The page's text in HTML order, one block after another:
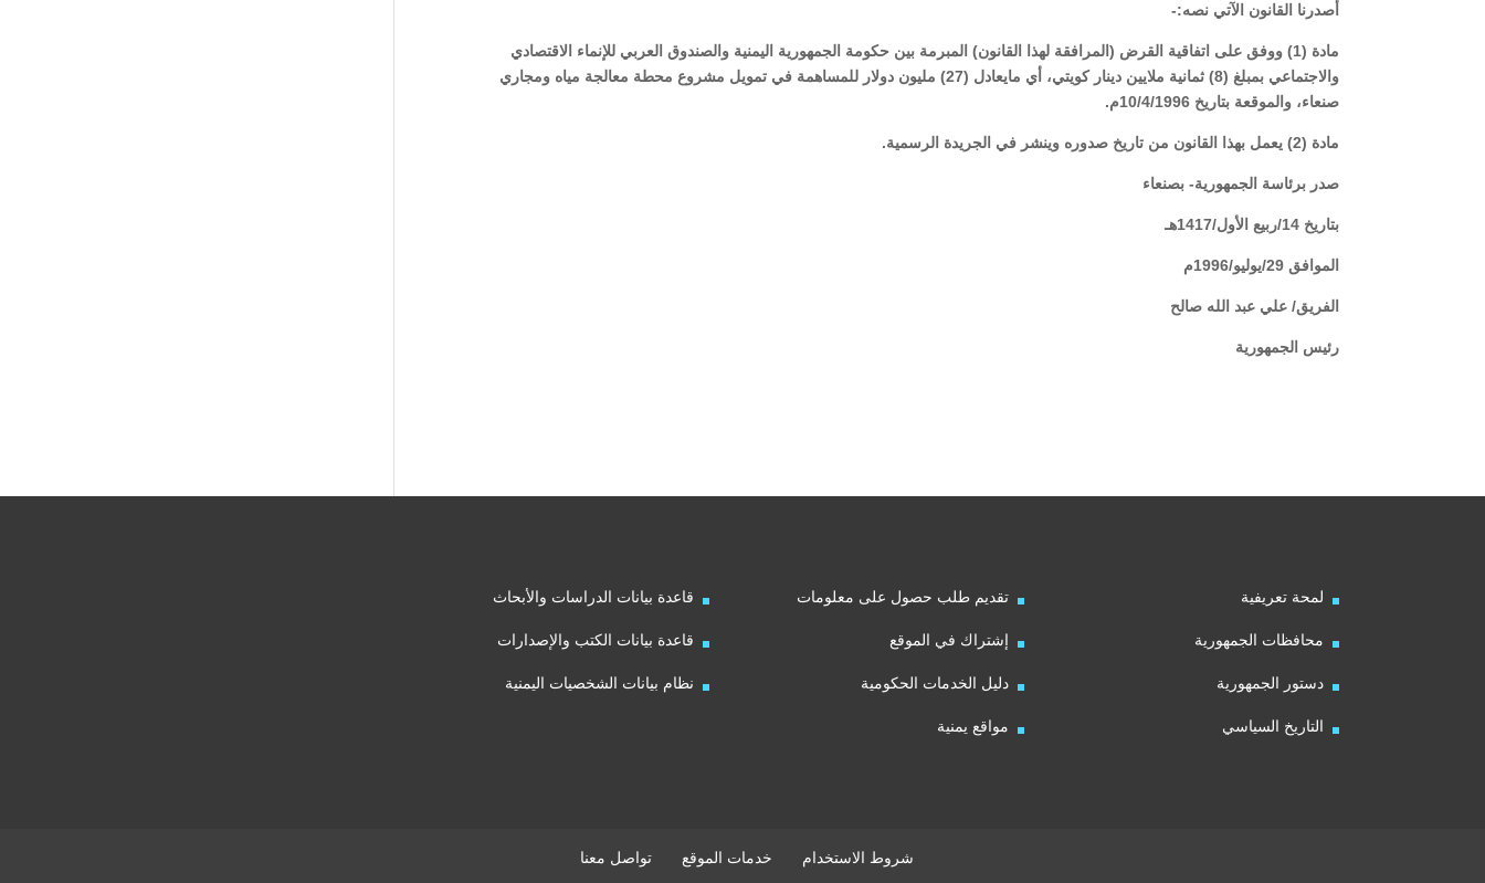
أصدرنا القانون الآتي نصه:-
مادة (1) ووفق على اتفاقية القرض (المرافقة لهذا القانون) المبرمة بين حكومة الجمهورية اليمنية والصندوق العربي للإنماء الاقتصادي
والاجتماعي بمبلغ (8) ثمانية ملايين دينار كويتي، أي مايعادل (27) مليون دولار للمساهمة في تمويل مشروع محطة معالجة مياه ومجاري
صنعاء، والموقعة بتاريخ 10/4/1996م.
مادة (2) يعمل بهذا القانون من تاريخ صدوره وينشر في الجريدة الرسمية.
صدر برئاسة الجمهورية- بصنعاء
بتاريخ 14/ربيع الأول/1417هـ
الموافق 29/يوليو/1996م
الفريق/ علي عبد الله صالح
رئيس الجمهورية
لمحة تعريفية
محافظات الجمهورية
دستور الجمهورية
التاريخ السياسي
تقديم طلب حصول على معلومات
إشتراك في الموقع
دليل الخدمات الحكومية
مواقع يمنية
قاعدة بيانات الدراسات والأبحاث
قاعدة بيانات الكتب والإصدارات
نظام بيانات الشخصيات اليمنية
شروط الاستخدام خدمات الموقع تواصل معنا